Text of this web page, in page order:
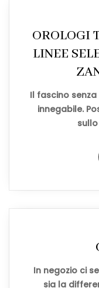
OROLOGI
LINEE
Il fascino
innegabile.
In negozio ci
sia la